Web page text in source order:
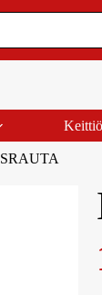
Keittiö